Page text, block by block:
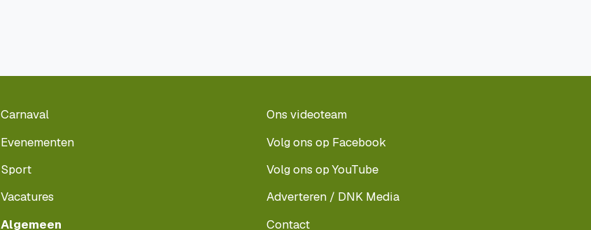
Carnaval
Evenementen
Sport
Vacatures
Algemeen
Ons videoteam
Volg ons op Facebook
Volg ons op YouTube
Adverteren / DNK Media
Contact